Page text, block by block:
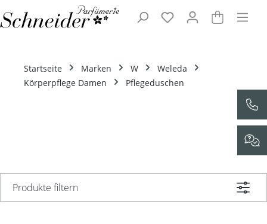
Zum Hauptinhalt springen
Startseite Marken W
Weleda
Körperpflege Damen
Pflegeduschen
Produkte filtern